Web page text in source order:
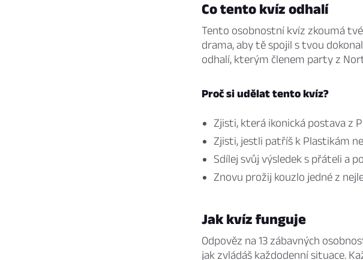
Co tento kvíz odhalí
Tento osobnostní kvíz zkoumá
drama, aby tě spojil s tvou
odhalí, kterým členem party z
Proč si udělat tento kvíz?
Zjisti, která ikonická postava z
Zjisti, jestli patříš k Plastikám
Sdílej svůj výsledek s přáteli a
Znovu prožij kouzlo jedné z
Jak kvíz funguje
Odpověz na 13 zábavných
jak zvládáš každodenní situace.